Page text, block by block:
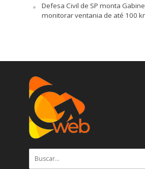
Defesa Civil de SP monta
monitorar ventania de até 100